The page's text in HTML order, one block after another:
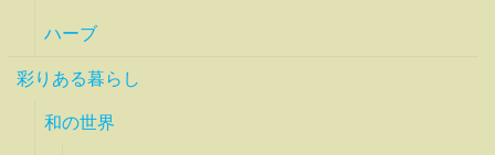
ハーブ
彩りある暮らし
和の世界